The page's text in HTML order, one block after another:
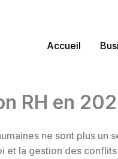
Accueil
RH en
ne sont plus un
et la gestion des